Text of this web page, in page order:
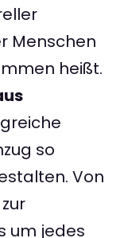
Menschen
heißt.
so
Von
um jedes